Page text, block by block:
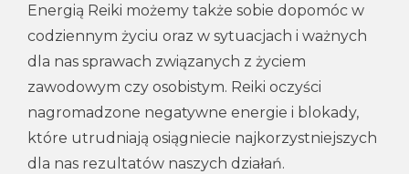
Energią Reiki możemy także sobie dopomóc w
codziennym życiu oraz w sytuacjach i ważnych
dla nas sprawach związanych z życiem
zawodowym czy osobistym. Reiki oczyści
nagromadzone negatywne energie i blokady,
które utrudniają osiągniecie najkorzystniejszych
dla nas rezultatów naszych działań.